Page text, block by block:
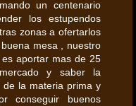
un centenario
los estupendos
zonas a ofertarlos
mesa , nuestro
aportar mas de 25
y saber la
de la materia prima y
conseguir buenos